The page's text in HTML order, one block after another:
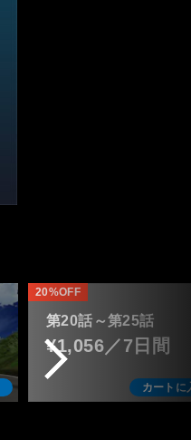
第20話～第25話
¥1,056／7日間
カートに
20%OFF